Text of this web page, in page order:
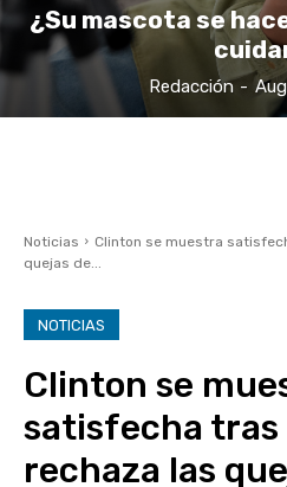
¿Su mascota se
Redacción -